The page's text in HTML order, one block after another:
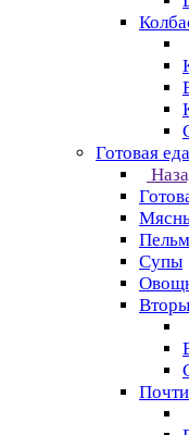
Готовая еда
Супы